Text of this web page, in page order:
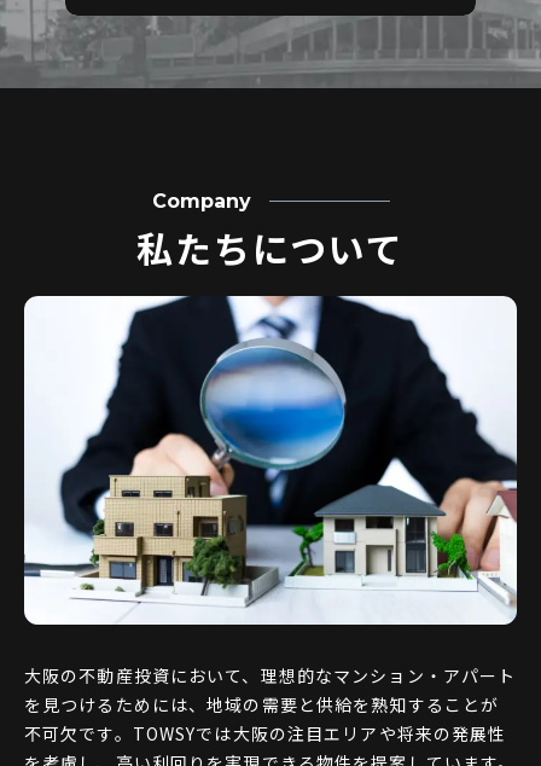
Company
私たちについて
大阪の不動産投資において、理想的なマンション・アパート
を見つけるためには、地域の需要と供給を熟知することが
不可欠です。TOWSYでは大阪の注目エリアや将来の発展性